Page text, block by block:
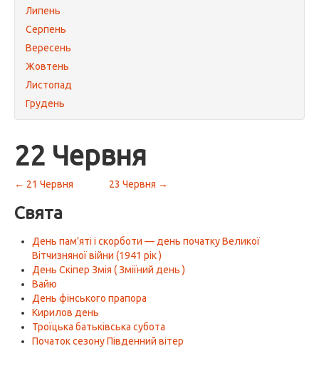
Липень
Серпень
Вересень
Жовтень
Листопад
Грудень
22 Червня
← 21 Червня 23 Червня →
Свята
День пам'яті і скорботи — день початку Великої
Вітчизняної війни (1941 рік )
День Скіпер Змія ( Зміїний день )
Вайю
День фінського прапора
Кирилов день
Троїцька батьківська субота
Початок сезону Південний вітер